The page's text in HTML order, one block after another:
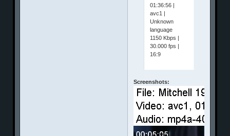
01:36:56 |
avc1 |
Unknown
language
1150 Kbps |
30.000 fps |
16:9
Screenshots: